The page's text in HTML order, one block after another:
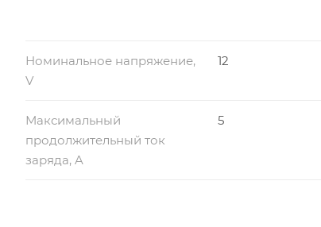
Номинальное напряжение,
V
12
Максимальный
продолжительный ток
заряда, A
5